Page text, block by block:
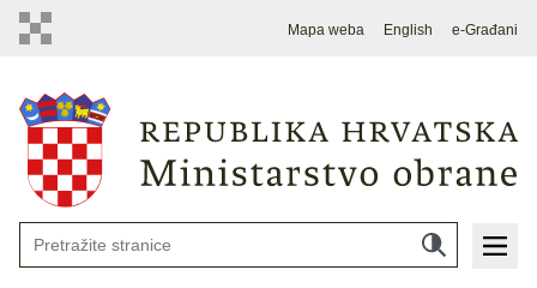
Mapa weba English e-Građani